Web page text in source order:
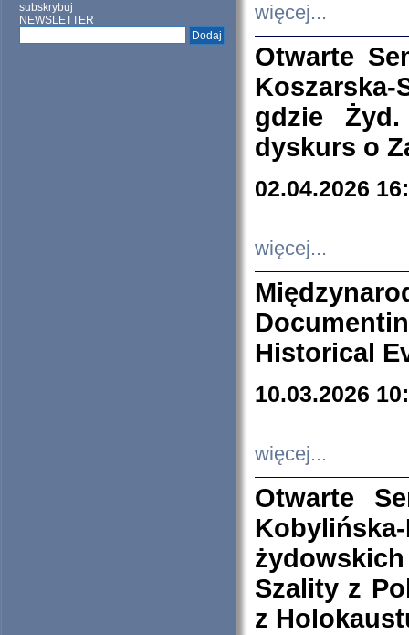
subskrybuj
NEWSLETTER
więcej...
Otwarte
Koszarska-
gdzie
dyskurs o
02.04.2026
więcej...
Historical
10.03.2026
więcej...
Otwarte
Szality z
z